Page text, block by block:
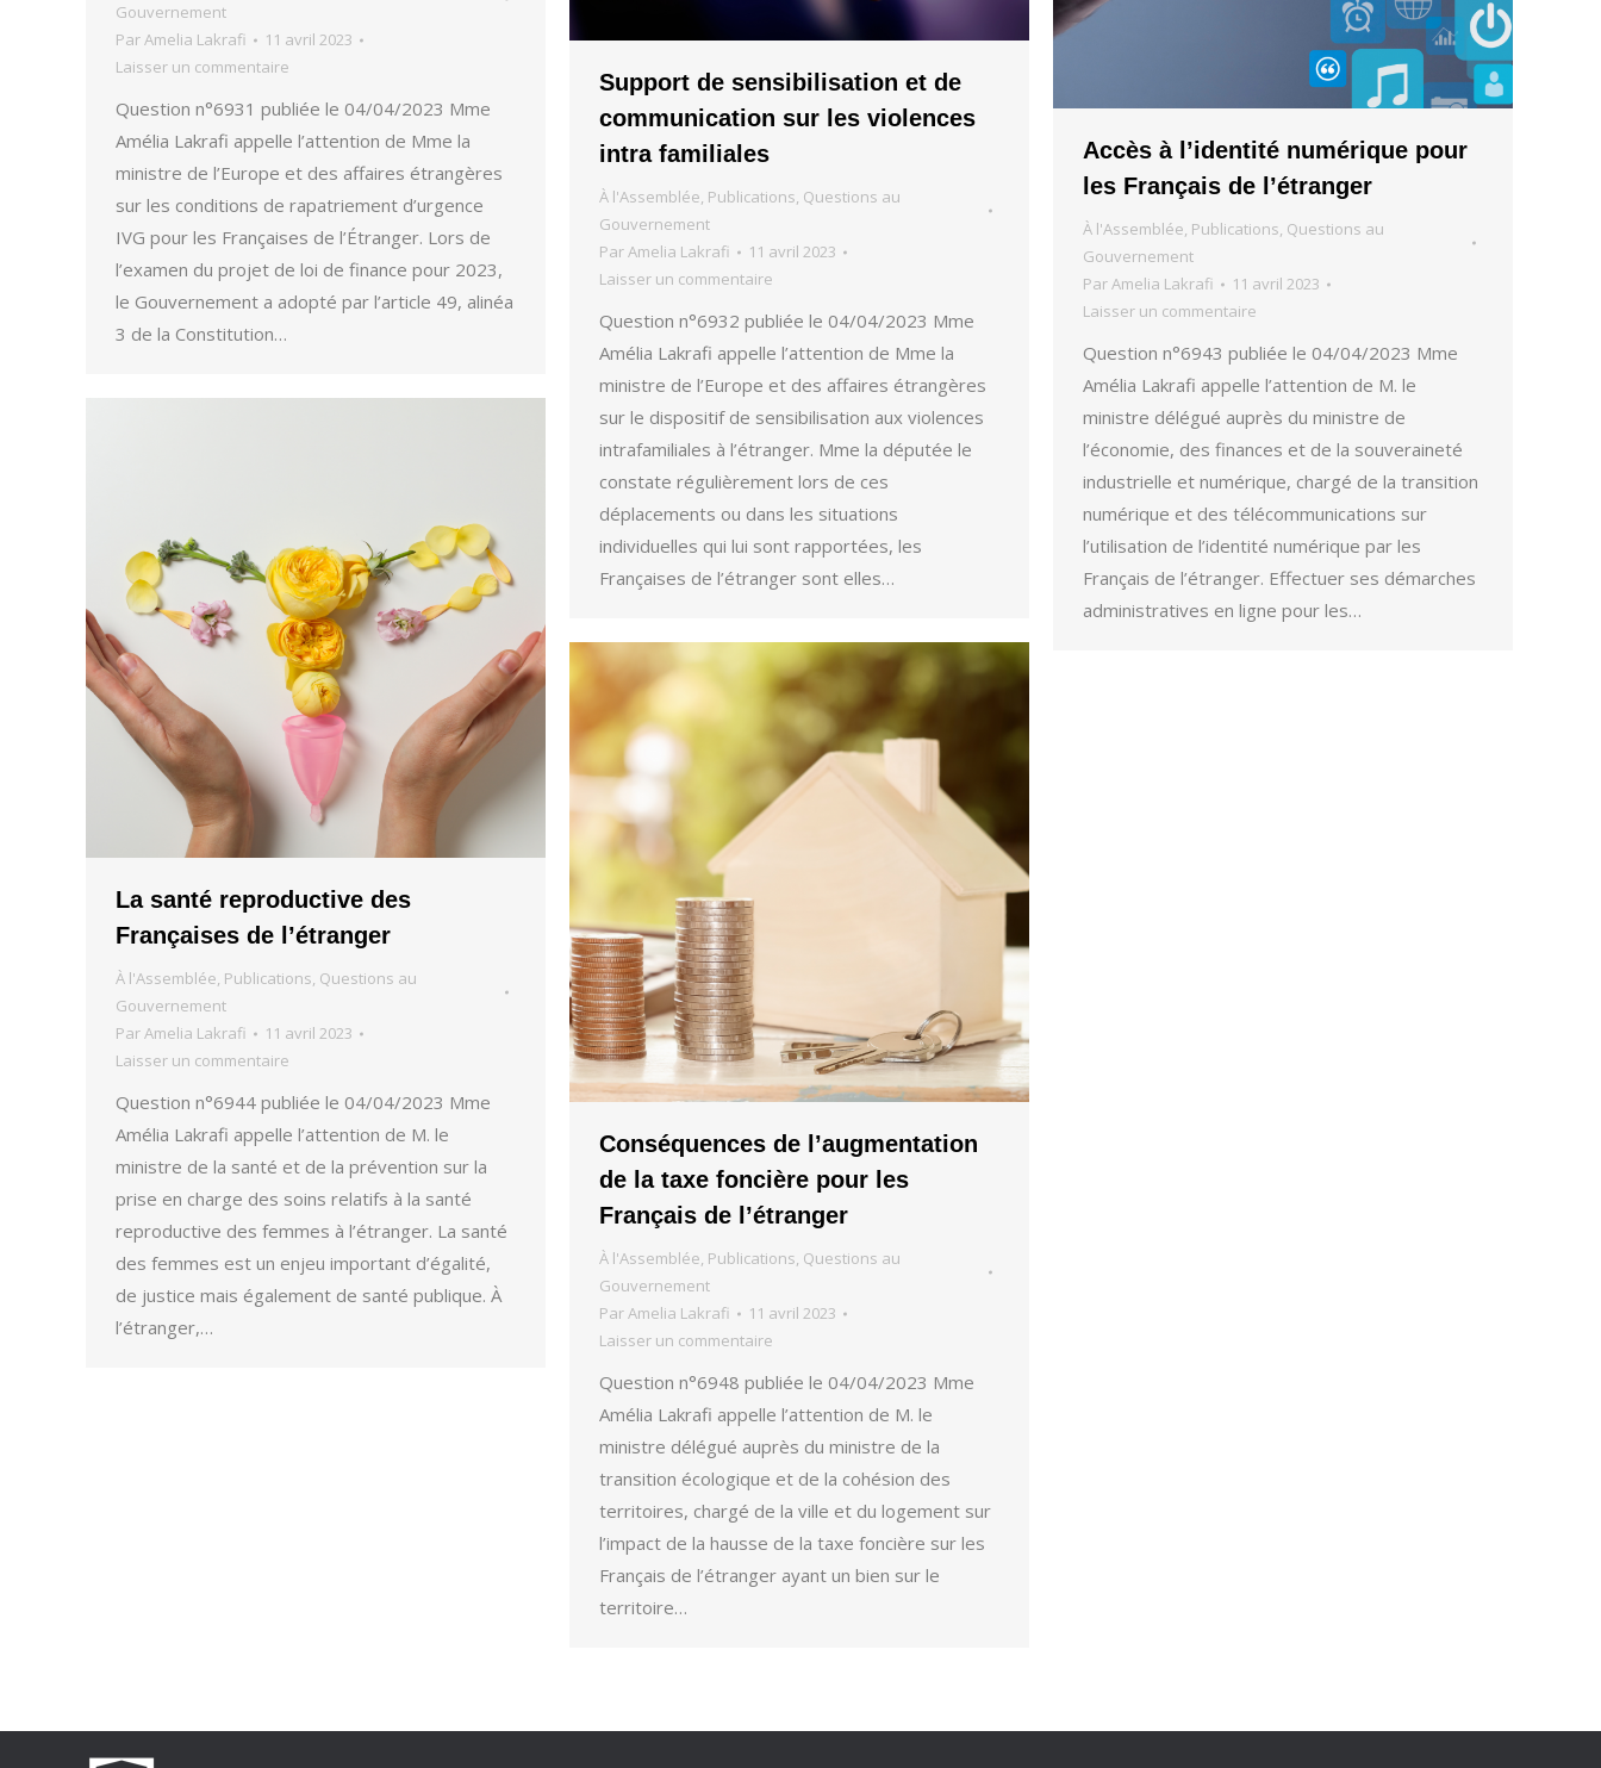
Gouvernement
ParAmelia Lakrafi
11 avril 2023
Laisser un commentaire
Question n°6931 publiée le 04/04/2023 Mme
Amélia Lakrafi appelle l’attention de Mme la
ministre de l’Europe et des affaires étrangères
sur les conditions de rapatriement d’urgence
IVG pour les Françaises de l’Étranger. Lors de
l’examen du projet de loi de finance pour 2023,
le Gouvernement a adopté par l’article 49, alinéa
3 de la Constitution…
Support de sensibilisation et de
communication sur les violences
intra familiales
À l'Assemblée, Publications, Questions au
Gouvernement
ParAmelia Lakrafi
11 avril 2023
Laisser un commentaire
Question n°6932 publiée le 04/04/2023 Mme
Amélia Lakrafi appelle l’attention de Mme la
ministre de l’Europe et des affaires étrangères
sur le dispositif de sensibilisation aux violences
intrafamiliales à l’étranger. Mme la députée le
constate régulièrement lors de ces
déplacements ou dans les situations
individuelles qui lui sont rapportées, les
Françaises de l’étranger sont elles…
Accès à l’identité numérique pour
les Français de l’étranger
À l'Assemblée, Publications, Questions au
Gouvernement
ParAmelia Lakrafi
11 avril 2023
Laisser un commentaire
Question n°6943 publiée le 04/04/2023 Mme
Amélia Lakrafi appelle l’attention de M. le
ministre délégué auprès du ministre de
l’économie, des finances et de la souveraineté
industrielle et numérique, chargé de la transition
numérique et des télécommunications sur
l’utilisation de l’identité numérique par les
Français de l’étranger. Effectuer ses démarches
administratives en ligne pour les…
La santé reproductive des
Françaises de l’étranger
À l'Assemblée, Publications, Questions au
Gouvernement
ParAmelia Lakrafi
11 avril 2023
Laisser un commentaire
Question n°6944 publiée le 04/04/2023 Mme
Amélia Lakrafi appelle l’attention de M. le
ministre de la santé et de la prévention sur la
prise en charge des soins relatifs à la santé
reproductive des femmes à l’étranger. La santé
des femmes est un enjeu important d’égalité,
de justice mais également de santé publique. À
l’étranger,…
Conséquences de l’augmentation
de la taxe foncière pour les
Français de l’étranger
À l'Assemblée, Publications, Questions au
Gouvernement
ParAmelia Lakrafi
11 avril 2023
Laisser un commentaire
Question n°6948 publiée le 04/04/2023 Mme
Amélia Lakrafi appelle l’attention de M. le
ministre délégué auprès du ministre de la
transition écologique et de la cohésion des
territoires, chargé de la ville et du logement sur
l’impact de la hausse de la taxe foncière sur les
Français de l’étranger ayant un bien sur le
territoire…